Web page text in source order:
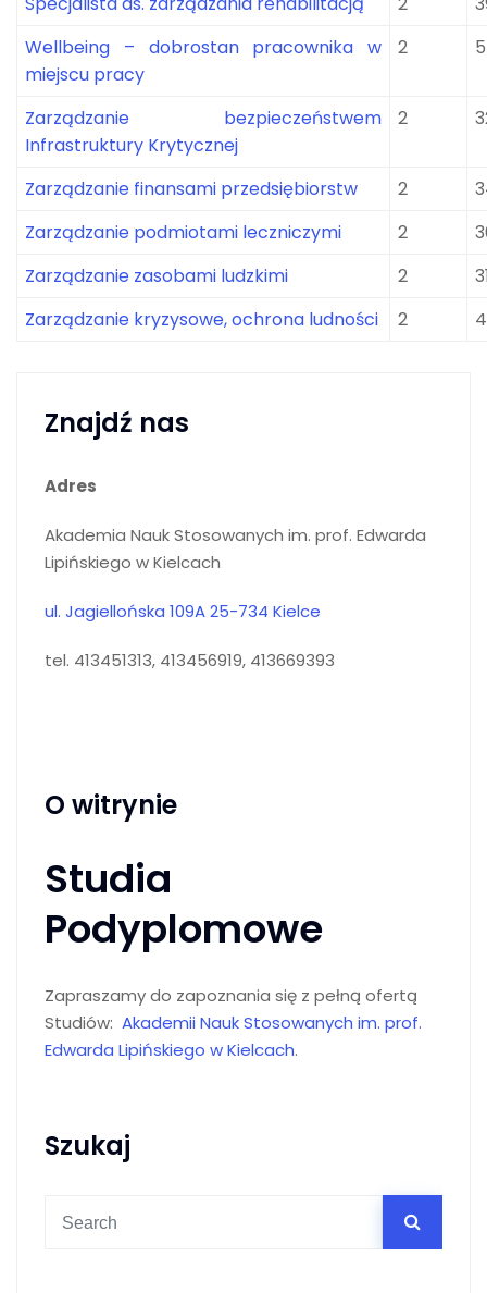
Wellbeing – dobrostan pracownika w
miejscu pracy
2
Zarządzanie bezpieczeństwem
Infrastruktury Krytycznej
2
Zarządzanie finansami przedsiębiorstw 2
Zarządzanie podmiotami leczniczymi
2
Zarządzanie zasobami ludzkimi
2
Zarządzanie kryzysowe, ochrona ludności
2
Znajdź nas
Adres
Akademia Nauk Stosowanych im. prof. Edwarda
Lipińskiego w Kielcach
ul. Jagiellońska 109A 25-734 Kielce
tel. 413451313, 413456919, 413669393
O witrynie
Studia
Podyplomowe
Zapraszamy do zapoznania się z pełną ofertą
Studiów: Akademii Nauk Stosowanych im. prof.
Edwarda Lipińskiego w Kielcach.
Szukaj